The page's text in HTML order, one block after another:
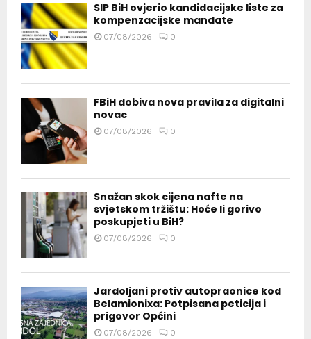
SIP BiH ovjerio kandidacijske liste za
kompenzacijske mandate
07/08/2026 0
FBiH dobiva nova pravila za digitalni
novac
07/08/2026 0
Snažan skok cijena nafte na
svjetskom tržištu: Hoće li gorivo
poskupjeti u BiH?
07/08/2026 0
Jardoljani protiv autopraonice kod
Belamionixa: Potpisana peticija i
prigovor Općini
07/08/2026 0